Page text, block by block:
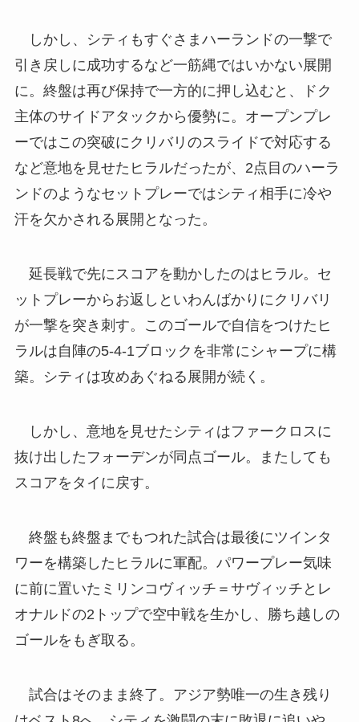
しかし、シティもすぐさまハーランドの一撃で
引き戻しに成功するなど一筋縄ではいかない展開
に。終盤は再び保持で一方的に押し込むと、ドク
主体のサイドアタックから優勢に。オープンプレ
ーではこの突破にクリバリのスライドで対応する
など意地を見せたヒラルだったが、2点目のハーラ
ンドのようなセットプレーではシティ相手に冷や
汗を欠かされる展開となった。
延長戦で先にスコアを動かしたのはヒラル。セ
ットプレーからお返しといわんばかりにクリバリ
が一撃を突き刺す。このゴールで自信をつけたヒ
ラルは自陣の5-4-1ブロックを非常にシャープに構
築。シティは攻めあぐねる展開が続く。
しかし、意地を見せたシティはファークロスに
抜け出したフォーデンが同点ゴール。またしても
スコアをタイに戻す。
終盤も終盤までもつれた試合は最後にツインタ
ワーを構築したヒラルに軍配。パワープレー気味
に前に置いたミリンコヴィッチ＝サヴィッチとレ
オナルドの2トップで空中戦を生かし、勝ち越しの
ゴールをもぎ取る。
試合はそのまま終了。アジア勢唯一の生き残り